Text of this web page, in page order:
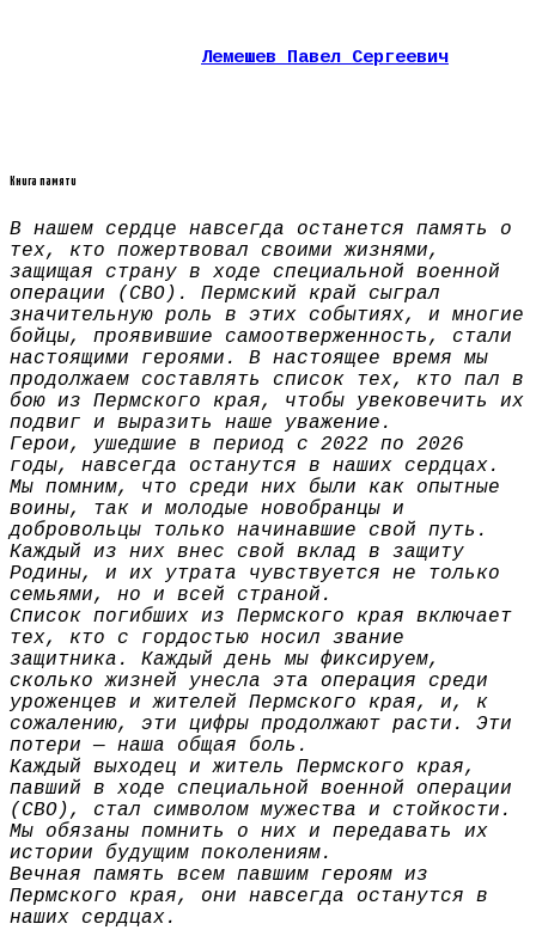
Лемешев Павел Сергеевич
Книга памяти
В нашем сердце навсегда останется память о
тех, кто пожертвовал своими жизнями,
защищая страну в ходе специальной военной
операции (СВО). Пермский край сыграл
значительную роль в этих событиях, и многие
бойцы, проявившие самоотверженность, стали
настоящими героями. В настоящее время мы
продолжаем составлять список тех, кто пал в
бою из Пермского края, чтобы увековечить их
подвиг и выразить наше уважение.
Герои, ушедшие в период с 2022 по 2026
годы, навсегда останутся в наших сердцах.
Мы помним, что среди них были как опытные
воины, так и молодые новобранцы и
добровольцы только начинавшие свой путь.
Каждый из них внес свой вклад в защиту
Родины, и их утрата чувствуется не только
семьями, но и всей страной.
Список погибших из Пермского края включает
тех, кто с гордостью носил звание
защитника. Каждый день мы фиксируем,
сколько жизней унесла эта операция среди
уроженцев и жителей Пермского края, и, к
сожалению, эти цифры продолжают расти. Эти
потери — наша общая боль.
Каждый выходец и житель Пермского края,
павший в ходе специальной военной операции
(СВО), стал символом мужества и стойкости.
Мы обязаны помнить о них и передавать их
истории будущим поколениям.
Вечная память всем павшим героям из
Пермского края, они навсегда останутся в
наших сердцах.